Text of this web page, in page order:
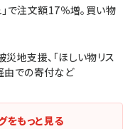
で注文額17％増。買い物
地支援、「ほしい物リス
由での寄付など
をもっと見る